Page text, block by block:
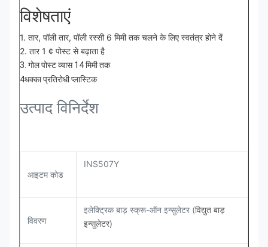
विशेषताएं
1. तार, पॉली तार, पॉली रस्सी 6 मिमी तक चलने के लिए स्वतंत्र होने दें
2. तार 1 ¢ पोस्ट से बढ़ाता है
3. गोल पोस्ट व्यास 14 मिमी तक
4धक्का प्रतिरोधी प्लास्टिक
उत्पाद विनिर्देश
आइटम कोड
INS507Y
विवरण
इलेक्ट्रिक बाड़ स्क्रू-ऑन इन्सुलेटर (विद्युत बाड़
इन्सुलेटर)